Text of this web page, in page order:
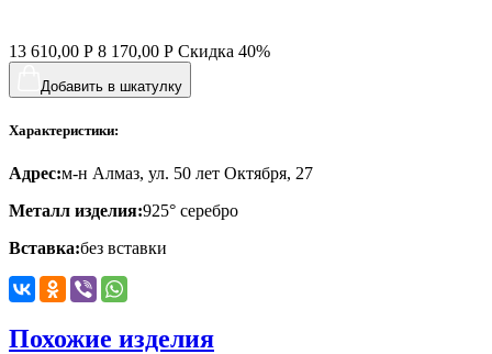
череп и кости
черепаха
13 610,00 Р 8 170,00 Р Скидка 40%
Добавить в шкатулку
Характеристики:
Адрес:м-н Алмаз, ул. 50 лет Октября, 27
Металл изделия:925° серебро
Вставка:без вставки
Похожие изделия